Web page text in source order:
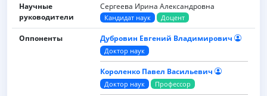
Научные
руководители
Сергеева Ирина Александровна
Кандидат наук Доцент
Оппоненты Дубровин Евгений Владимирович
Доктор наук
Короленко Павел Васильевич
Доктор наук Профессор